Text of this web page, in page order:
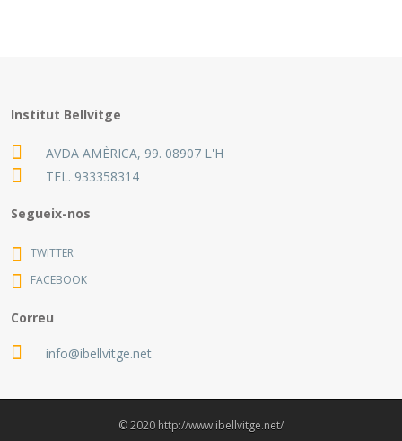
Institut Bellvitge
AVDA AMÈRICA, 99. 08907 L'H
TEL. 933358314
Segueix-nos
TWITTER
FACEBOOK
Correu
info@ibellvitge.net
© 2020 http://www.ibellvitge.net/